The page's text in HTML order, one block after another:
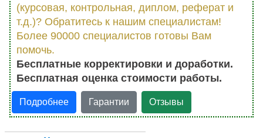
(курсовая, контрольная, диплом, реферат и
т.д.)? Обратитесь к нашим специалистам!
Более 90000 специалистов готовы Вам
помочь.
Бесплатные корректировки и доработки.
Бесплатная оценка стоимости работы.
Подробнее Гарантии Отзывы